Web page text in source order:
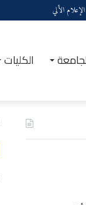
الألي
الكليات